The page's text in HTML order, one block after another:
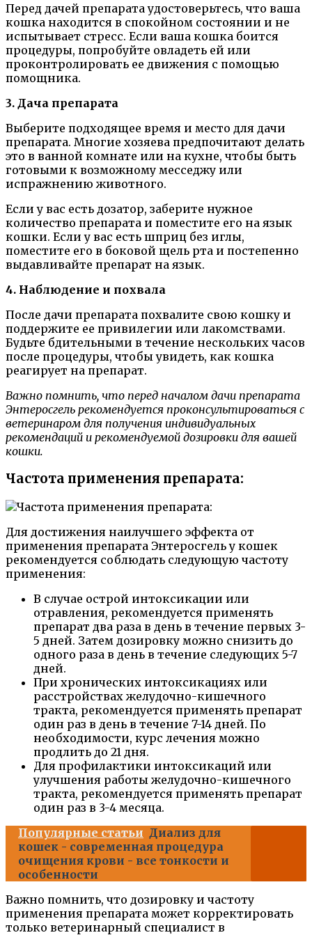
Перед дачей препарата удостоверьтесь, что ваша
кошка находится в спокойном состоянии и не
испытывает стресс. Если ваша кошка боится
процедуры, попробуйте овладеть ей или
проконтролировать ее движения с помощью
помощника.
3. Дача препарата
Выберите подходящее время и место для дачи
препарата. Многие хозяева предпочитают делать
это в ванной комнате или на кухне, чтобы быть
готовыми к возможному месседжу или
испражнению животного.
Если у вас есть дозатор, заберите нужное
количество препарата и поместите его на язык
кошки. Если у вас есть шприц без иглы,
поместите его в боковой щель рта и постепенно
выдавливайте препарат на язык.
4. Наблюдение и похвала
После дачи препарата похвалите свою кошку и
поддержите ее привилегии или лакомствами.
Будьте бдительными в течение нескольких часов
после процедуры, чтобы увидеть, как кошка
реагирует на препарат.
Важно помнить, что перед началом дачи препарата
Энтеросгель рекомендуется проконсультироваться с
ветеринаром для получения индивидуальных
рекомендаций и рекомендуемой дозировки для вашей
кошки.
Частота применения препарата:
Для достижения наилучшего эффекта от
применения препарата Энтеросгель у кошек
рекомендуется соблюдать следующую частоту
применения:
В случае острой интоксикации или
отравления, рекомендуется применять
препарат два раза в день в течение первых 3-
5 дней. Затем дозировку можно снизить до
одного раза в день в течение следующих 5-7
дней.
При хронических интоксикациях или
расстройствах желудочно-кишечного
тракта, рекомендуется применять препарат
один раз в день в течение 7-14 дней. По
необходимости, курс лечения можно
продлить до 21 дня.
Для профилактики интоксикаций или
улучшения работы желудочно-кишечного
тракта, рекомендуется применять препарат
один раз в 3-4 месяца.
Популярные статьи Диализ для
кошек - современная процедура
очищения крови - все тонкости и
особенности
Важно помнить, что дозировку и частоту
применения препарата может корректировать
только ветеринарный специалист в